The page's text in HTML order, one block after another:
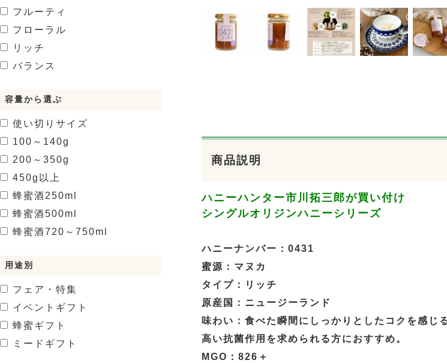
商品説明
ハニーハンター市川拓三郎が買い付け
シングルオリジンハニーシリーズ
ハニーナンバー：0431
蜜源：マヌカ
タイプ：リッチ
原産国：ニュージーランド
味わい：食べた瞬間にしっかりとしたコクを感じ
高い抗菌作用を求められる方におすすめ。
MGO：826＋
フルーティ
フローラル
リッチ
バランス
容量から選ぶ
使い切りサイズ
100～140g
200～350g
450g以上
蜂蜜酒250ml
蜂蜜酒500ml
蜂蜜酒720～750ml
用途別
フェア・特集
イベントギフト
蜂蜜ギフト
ミードギフト